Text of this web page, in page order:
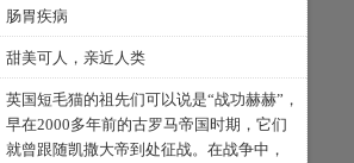
肠胃疾病
甜美可人，亲近人类
英国短毛猫的祖先们可以说是“战功赫赫”，
早在2000多年前的古罗马帝国时期，它们
就曾跟随凯撒大帝到处征战。在战争中，